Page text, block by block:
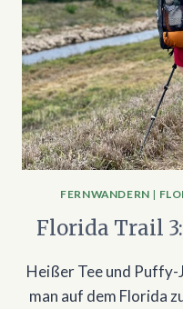
FERNWANDERN |
Florida Trail
Heißer Tee und Puffy-
man auf dem Florida